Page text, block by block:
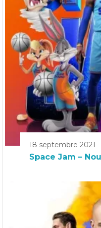
18 septembre 2021
Space Jam –